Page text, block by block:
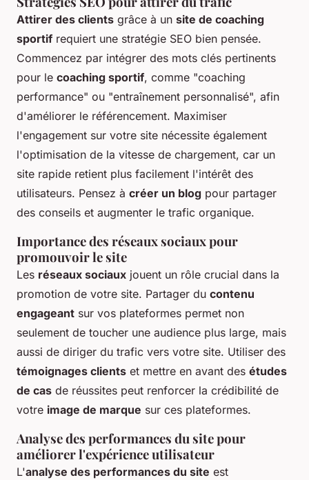
Attirer des clients grâce à un site de coaching
sportif requiert une stratégie SEO bien pensée.
Commencez par intégrer des mots clés pertinents
pour le coaching sportif, comme "coaching
performance" ou "entraînement personnalisé", afin
d'améliorer le référencement. Maximiser
l'engagement sur votre site nécessite également
l'optimisation de la vitesse de chargement, car un
site rapide retient plus facilement l'intérêt des
utilisateurs. Pensez à créer un blog pour partager
des conseils et augmenter le trafic organique.
Importance des réseaux sociaux pour
promouvoir le site
Les réseaux sociaux jouent un rôle crucial dans la
promotion de votre site. Partager du contenu
engageant sur vos plateformes permet non
seulement de toucher une audience plus large, mais
aussi de diriger du trafic vers votre site. Utiliser des
témoignages clients et mettre en avant des études
de cas de réussites peut renforcer la crédibilité de
votre image de marque sur ces plateformes.
Analyse des performances du site pour
améliorer l'expérience utilisateur
L'analyse des performances du site est